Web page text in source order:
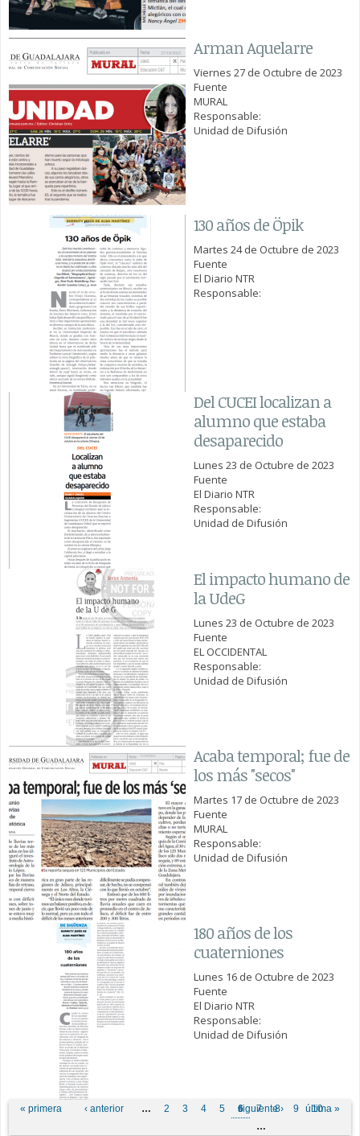
Arman Aquelarre
Viernes 27 de Octubre de 2023
Fuente
MURAL
Responsable:
Unidad de Difusión
130 años de Öpik
Martes 24 de Octubre de 2023
Fuente
El Diario NTR
Responsable:
Del CUCEI localizan a
alumno que estaba
desaparecido
Lunes 23 de Octubre de 2023
Fuente
El Diario NTR
Responsable:
Unidad de Difusión
El impacto humano de
la UdeG
Lunes 23 de Octubre de 2023
Fuente
EL OCCIDENTAL
Responsable:
Unidad de Difusión
Acaba temporal; fue de
los más "secos"
Martes 17 de Octubre de 2023
Fuente
MURAL
Responsable:
Unidad de Difusión
180 años de los
cuaterniones
Lunes 16 de Octubre de 2023
Fuente
El Diario NTR
Responsable:
Unidad de Difusión
Páginas
« primera ‹ anterior … 2 3 4 5 6 7 8 9
10
…
siguiente › última »